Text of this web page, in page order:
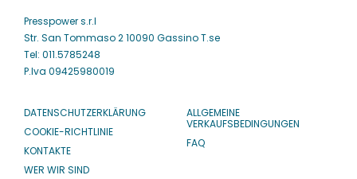
Presspower s.r.l
Str. San Tommaso 2 10090 Gassino T.se
Tel: 011.5785248
P.Iva 09425980019
DATENSCHUTZERKLÄRUNG
COOKIE-RICHTLINIE
KONTAKTE
WER WIR SIND
ALLGEMEINE
VERKAUFSBEDINGUNGEN
FAQ